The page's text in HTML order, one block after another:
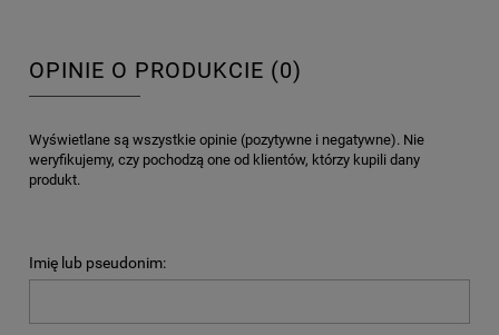
OPINIE O PRODUKCIE (0)
Wyświetlane są wszystkie opinie (pozytywne i negatywne). Nie
weryfikujemy, czy pochodzą one od klientów, którzy kupili dany
produkt.
Imię lub pseudonim: